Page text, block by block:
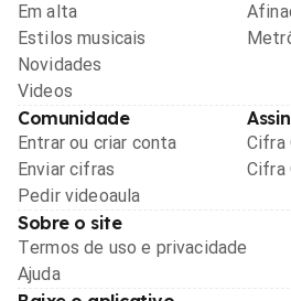
Em alta
Estilos musicais
Novidades
Videos
Comunidade
Entrar ou criar conta
Enviar cifras
Pedir videoaula
Cifra
Cifra
Sobre o site
Termos de uso e privacidade
Ajuda